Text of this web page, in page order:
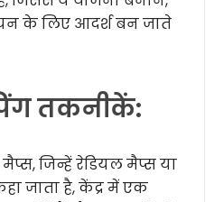
के लिए आदर्श बन जाते
तकनीकें:
मैप्स, जिन्हें रेडियल मैप्स या
जाता है, केंद्र में एक